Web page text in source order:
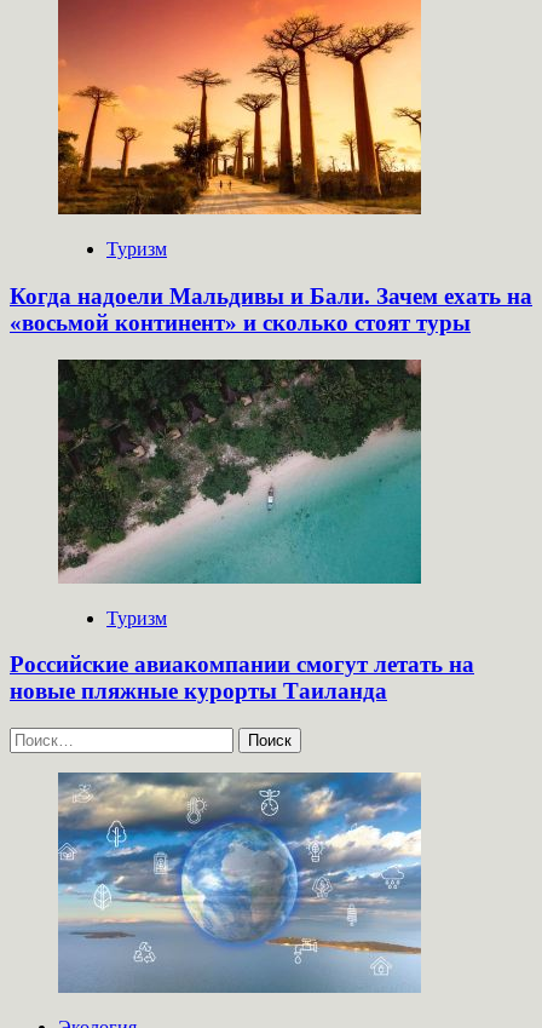
Туризм
Когда надоели Мальдивы и Бали. Зачем ехать на
«восьмой континент» и сколько стоят туры
Туризм
Российские авиакомпании смогут летать на
новые пляжные курорты Таиланда
Найти: